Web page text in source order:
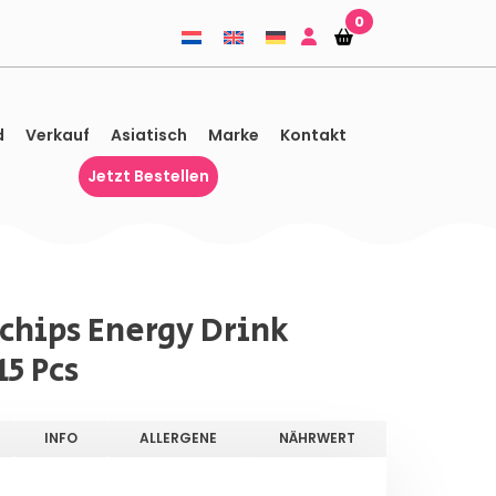
Einkaufskorb
Einkaufskorb
0
Verkauf Asiatisch Marke
Kontakt
Jetzt Bestellen
Energy Drink
Pcs
INFO ALLERGENE NÄHRWERT